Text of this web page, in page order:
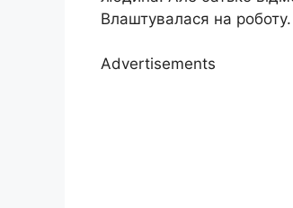
Влаштувалася на
Advertisements